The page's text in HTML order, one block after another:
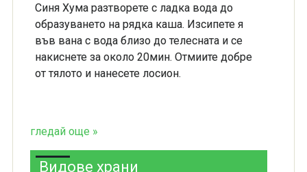
Синя Хума разтворете с ладка вода до
образуването на рядка каша. Изсипете я
във вана с вода близо до телесната и се
накиснете за около 20мин. Отмиите добре
от тялото и нанесете лосион.
гледай още »
Видове храни